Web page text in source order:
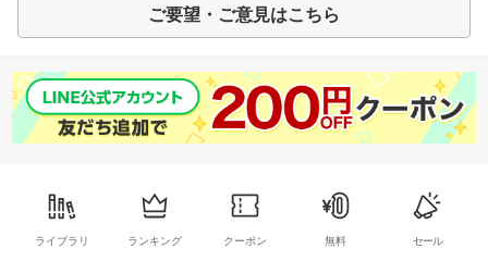
ご要望・ご意見はこちら
ライブラリ ランキング クーポン 無料 セール